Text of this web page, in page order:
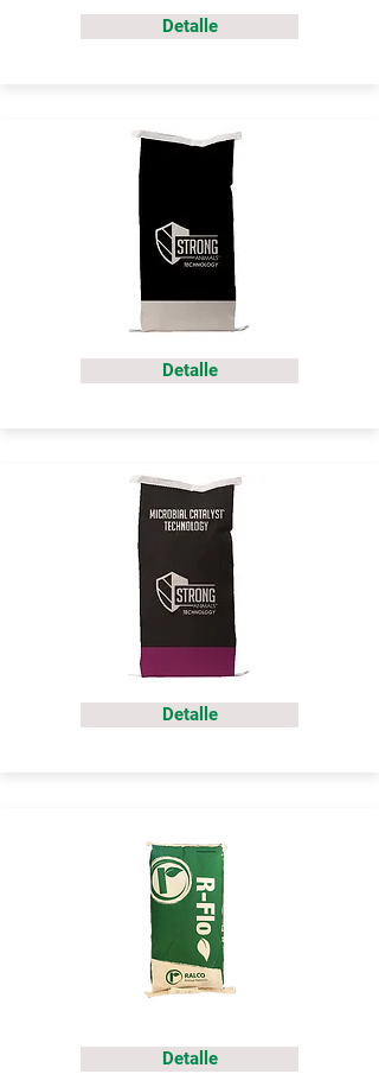
Detalle
Detalle
Detalle
Detalle